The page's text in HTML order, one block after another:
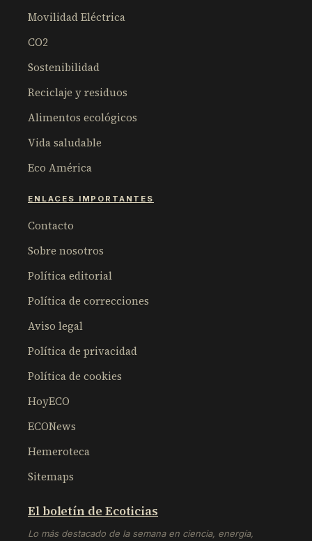
Movilidad Eléctrica
CO2
Sostenibilidad
Reciclaje y residuos
Alimentos ecológicos
Vida saludable
Eco América
ENLACES IMPORTANTES
Contacto
Sobre nosotros
Política editorial
Política de correcciones
Aviso legal
Política de privacidad
Política de cookies
HoyECO
ECONews
Hemeroteca
Sitemaps
El boletín de Ecoticias
Lo más destacado de la semana en ciencia, energía,